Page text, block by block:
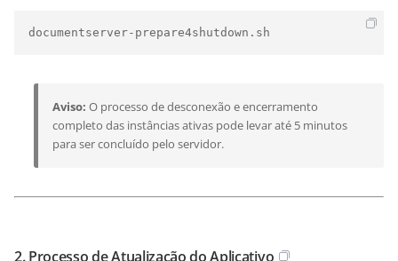
documentserver-prepare4shutdown.sh
Aviso: O processo de desconexão e encerramento
completo das instâncias ativas pode levar até 5 minutos
para ser concluído pelo servidor.
2. Processo de Atualização do Aplicativo